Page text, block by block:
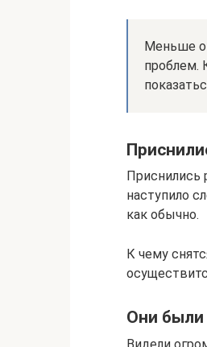
Меньше
проблем.
Приснились
наступило
как обычно.
К чему
Они были